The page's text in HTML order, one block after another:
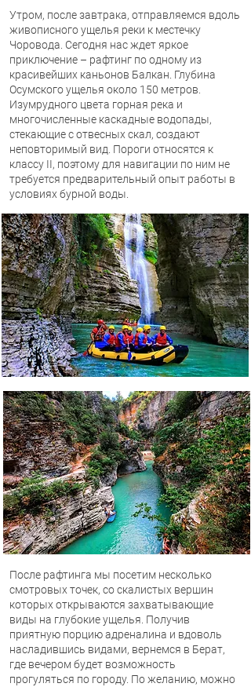
Утром, после завтрака, отправляемся вдоль
живописного ущелья реки к местечку
Чоровода. Сегодня нас ждет яркое
приключение – рафтинг по одному из
красивейших каньонов Балкан. Глубина
Осумского ущелья около 150 метров.
Изумрудного цвета горная река и
многочисленные каскадные водопады,
стекающие с отвесных скал, создают
неповторимый вид. Пороги относятся к
классу II, поэтому для навигации по ним не
требуется предварительный опыт работы в
условиях бурной воды.
После рафтинга мы посетим несколько
смотровых точек, со скалистых вершин
которых открываются захватывающие
виды на глубокие ущелья. Получив
приятную порцию адреналина и вдоволь
насладившись видами, вернемся в Берат,
где вечером будет возможность
прогуляться по городу. По желанию, можно